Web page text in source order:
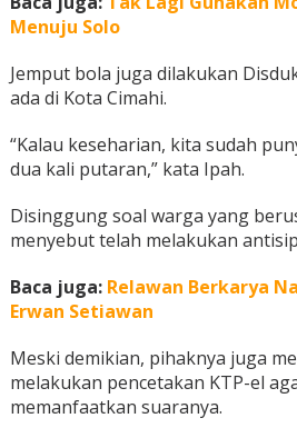
Menuju Solo
Jemput bola juga dilakukan
ada di Kota Cimahi.
“Kalau keseharian, kita sudah
dua kali putaran,” kata Ipah.
Disinggung soal warga yang
menyebut telah melakukan
Baca juga: Relawan Berkarya
Erwan Setiawan
Meski demikian, pihaknya juga
melakukan pencetakan KTP-el
memanfaatkan suaranya.